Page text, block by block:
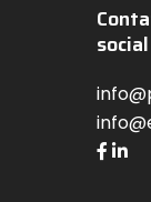
social